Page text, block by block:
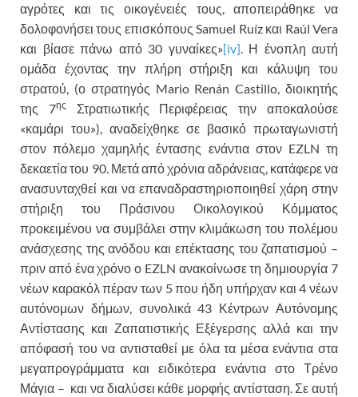
αγρότες και τις οικογένειές τους, αποπειράθηκε να
δολοφονήσει τους επισκόπους Samuel Ruíz και Raúl Vera
και βίασε πάνω από 30 γυναίκες»[iv]. Η ένοπλη αυτή
ομάδα έχοντας την πλήρη στήριξη και κάλυψη του
στρατού, (ο στρατηγός Mario Renán Castillo, διοικητής
της 7ηςΣτρατιωτικής Περιφέρειας την αποκαλούσε
«καμάρι του»), αναδείχθηκε σε βασικό πρωταγωνιστή
στον πόλεμο χαμηλής έντασης ενάντια στον EZLN τη
δεκαετία του 90. Μετά από χρόνια αδράνειας, κατάφερε να
ανασυνταχθεί και να επαναδραστηριοποιηθεί χάρη στην
στήριξη του Πράσινου Οικολογικού Κόμματος
προκειμένου να συμβάλει στην κλιμάκωση του πολέμου
ανάσχεσης της ανόδου και επέκτασης του ζαπατισμού –
πριν από ένα χρόνο ο EZLN ανακοίνωσε τη δημιουργία 7
νέων καρακόλ πέραν των 5 που ήδη υπήρχαν και 4 νέων
αυτόνομων δήμων, συνολικά 43 Κέντρων Αυτόνομης
Αντίστασης και Ζαπατιστικής Εξέγερσης αλλά και την
απόφασή του να αντισταθεί με όλα τα μέσα ενάντια στα
μεγαπρογράμματα και ειδικότερα ενάντια στο Τρένο
Μάγια – και να διαλύσει κάθε μορφής αντίσταση. Σε αυτή